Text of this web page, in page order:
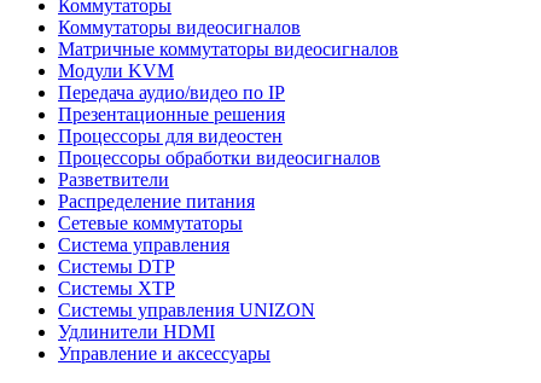
Коммутаторы
Коммутаторы видеосигналов
Матричные коммутаторы видеосигналов
Модули KVM
Передача аудио/видео по IP
Презентационные решения
Процессоры для видеостен
Процессоры обработки видеосигналов
Разветвители
Распределение питания
Сетевые коммутаторы
Система управления
Системы DTP
Системы XTP
Системы управления UNIZON
Удлинители HDMI
Управление и аксессуары